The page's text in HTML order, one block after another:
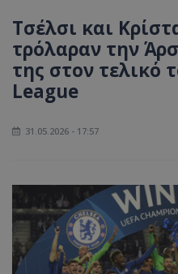
Τσέλσι και
τρόλαραν την
της στον τελικό
League
31.05.2026 - 17:57